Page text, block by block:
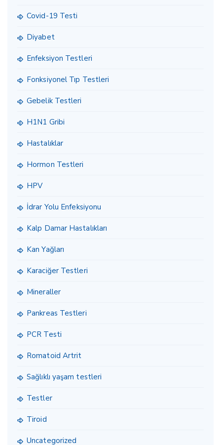
Covid-19 Testi
Diyabet
Enfeksiyon Testleri
Fonksiyonel Tıp Testleri
Gebelik Testleri
H1N1 Gribi
Hastalıklar
Hormon Testleri
HPV
İdrar Yolu Enfeksiyonu
Kalp Damar Hastalıkları
Kan Yağları
Karaciğer Testleri
Mineraller
Pankreas Testleri
PCR Testi
Romatoid Artrit
Sağlıklı yaşam testleri
Testler
Tiroid
Uncategorized